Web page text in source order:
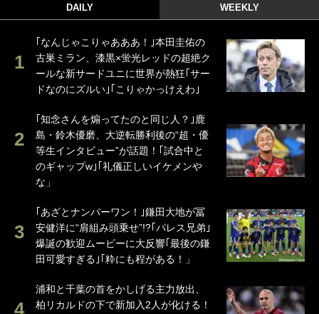
DAILY WEEKLY
｢なんじゃこりゃあああ！｣本田圭佑の
古巣ミラン、漆黒×蛍光レッドの超絶ク
ールな新サードユニに世界が熱狂｢サー
ドなのにズルい｣｢こりゃかっけえわ｣
｢知念さんを煽ってたのと同じ人？｣鹿
島・鈴木優磨、大逆転勝利後の“超・優
等生インタビュー”が話題！｢試合中と
のギャップw｣｢礼儀正しいイケメンや
な」
｢あざとナンバーワン！｣鎌田大地が冨
安健洋に“肩組み頭乗せ”!?｢パレス兄弟｣
爆誕の歓迎ムービーに大反響｢最後の鎌
田可愛すぎる｣｢粋にも程がある！」
浦和と千葉の首をかしげる主力放出、
柏リカルドの下で新加入2人が化ける！